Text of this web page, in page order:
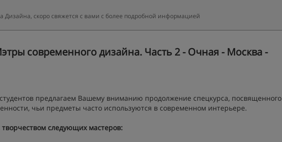
скоро свяжется с вами с более подробной информацией
современного дизайна. Часть 2 - Очная - Москва -
предлагаем Вашему вниманию продолжение спецкурса, посвященного
чьи предметы часто используются в современном интерьере.
следующих мастеров: